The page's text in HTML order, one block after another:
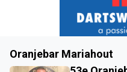
Oranjebar Mariahout